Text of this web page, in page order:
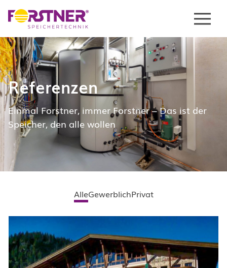
Menu
Referenzen
Einmal Forstner, immer Forstner – Das ist der
Speicher, den alle wollen
AlleGewerblichPrivat